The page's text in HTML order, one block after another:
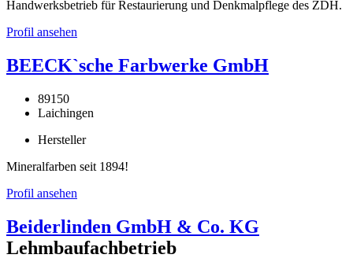
Handwerksbetrieb für Restaurierung und Denkmalpflege des ZDH.
Profil ansehen
BEECK`sche Farbwerke GmbH
89150
Laichingen
Hersteller
Mineralfarben seit 1894!
Profil ansehen
Beiderlinden GmbH & Co. KG
Lehmbaufachbetrieb